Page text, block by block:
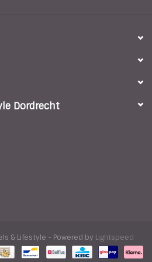
Dordrecht
& Lifestyle - Powered by Lightspeed